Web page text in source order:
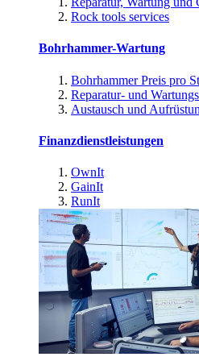
Rock tools services
Bohrhammer-Wartung
Bohrhammer Preis pro
Reparatur- und
Austausch und
Finanzdienstleistungen
OwnIt
GainIt
RunIt